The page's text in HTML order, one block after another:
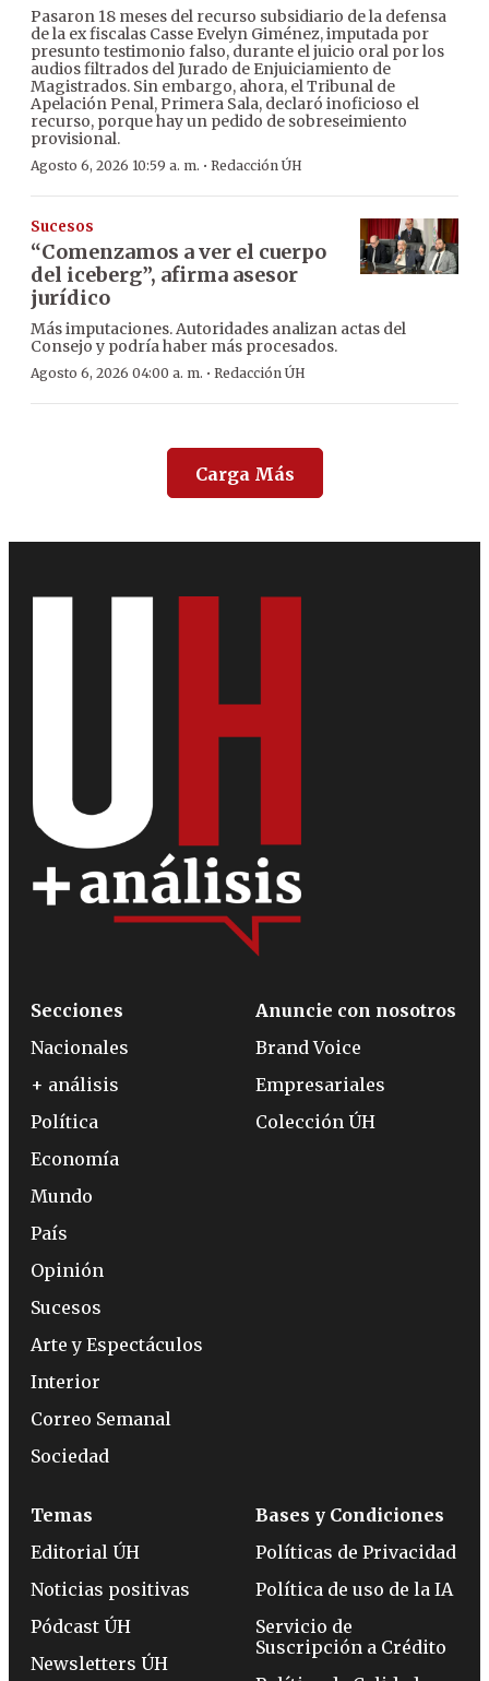
Pasaron 18 meses del recurso subsidiario de la defensa
de la ex fiscalas Casse Evelyn Giménez, imputada por
presunto testimonio falso, durante el juicio oral por los
audios filtrados del Jurado de Enjuiciamiento de
Magistrados. Sin embargo, ahora, el Tribunal de
Apelación Penal, Primera Sala, declaró inoficioso el
recurso, porque hay un pedido de sobreseimiento
provisional.
Agosto 6, 2026 10:59 a. m. · Redacción ÚH
Sucesos
“Comenzamos a ver el cuerpo
del iceberg”, afirma asesor
jurídico
Más imputaciones. Autoridades analizan actas del
Consejo y podría haber más procesados.
Agosto 6, 2026 04:00 a. m. · Redacción ÚH
Carga Más
Secciones
Nacionales
+ análisis
Política
Economía
Mundo
País
Opinión
Sucesos
Arte y Espectáculos
Interior
Correo Semanal
Sociedad
Anuncie con nosotros
Brand Voice
Empresariales
Colección ÚH
Temas
Editorial ÚH
Noticias positivas
Pódcast ÚH
Newsletters ÚH
Bases y Condiciones
Políticas de Privacidad
Política de uso de la IA
Servicio de
Suscripción a Crédito